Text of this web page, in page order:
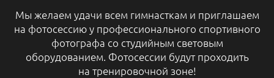
Мы желаем удачи всем гимнасткам и приглашаем
на фотосессию у профессионального спортивного
фотографа со студийным световым
оборудованием. Фотосессии будут проходить
на тренировочной зоне!